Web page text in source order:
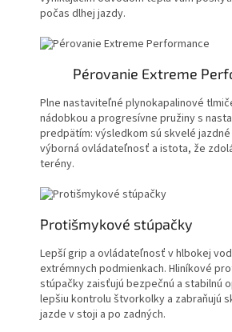
počas dlhej jazdy.
Pérovanie Extreme
Plne nastaviteľné plynokapalinové
nádobkou a progresívne pružiny s
predpätím: výsledkom sú skvelé
výborná ovládateľnosť a istota, že
terény.
Protišmykové stúpačky
Lepší grip a ovládateľnosť v hlbokej
extrémnych podmienkach. Hliníkové
stúpačky zaisťujú bezpečnú a stabilnú
lepšiu kontrolu štvorkolky a zabraňujú
jazde v stoji a po zadných.